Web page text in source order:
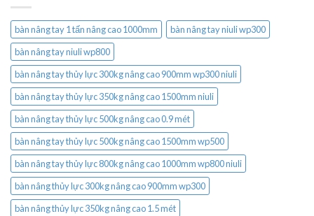
bàn nâng tay 1 tấn nâng cao 1000mm
bàn nâng tay niuli wp300
bàn nâng tay niuli wp800
bàn nâng tay thủy lực 300kg nâng cao 900mm wp300 niuli
bàn nâng tay thủy lực 350kg nâng cao 1500mm niuli
bàn nâng tay thủy lực 500kg nâng cao 0.9 mét
bàn nâng tay thủy lực 500kg nâng cao 1500mm wp500
bàn nâng tay thủy lực 800kg nâng cao 1000mm wp800 niuli
bàn nâng thủy lực 300kg nâng cao 900mm wp300
bàn nâng thủy lực 350kg nâng cao 1.5 mét